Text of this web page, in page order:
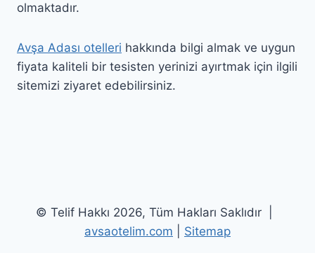
olmaktadır.
Avşa Adası otelleri hakkında bilgi almak ve uygun
fiyata kaliteli bir tesisten yerinizi ayırtmak için ilgili
sitemizi ziyaret edebilirsiniz.
© Telif Hakkı 2026, Tüm Hakları Saklıdır |
avsaotelim.com
Sitemap